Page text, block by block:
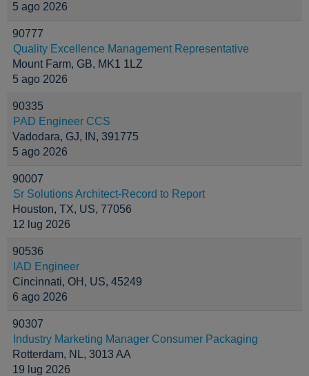
5 ago 2026
90777
Quality Excellence Management Representative
Mount Farm, GB, MK1 1LZ
5 ago 2026
90335
PAD Engineer CCS
Vadodara, GJ, IN, 391775
5 ago 2026
90007
Sr Solutions Architect-Record to Report
Houston, TX, US, 77056
12 lug 2026
90536
IAD Engineer
Cincinnati, OH, US, 45249
6 ago 2026
90307
Industry Marketing Manager Consumer Packaging
Rotterdam, NL, 3013 AA
19 lug 2026